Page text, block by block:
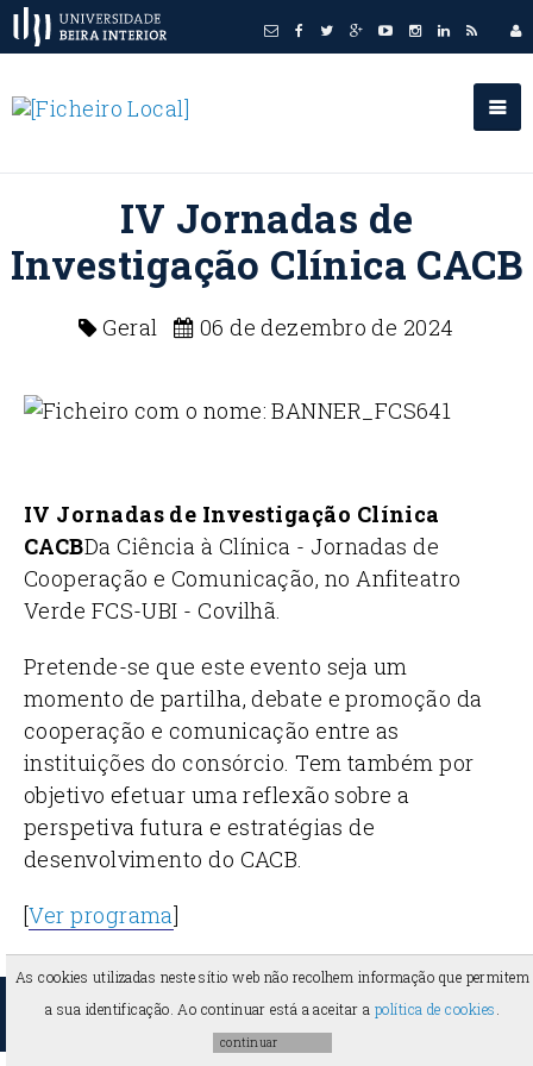
IV Jornadas de
Investigação Clínica CACB
Geral 06 de dezembro de 2024
IV Jornadas de Investigação Clínica
CACBDa Ciência à Clínica - Jornadas de
Cooperação e Comunicação, no Anfiteatro
Verde FCS-UBI - Covilhã.
Pretende-se que este evento seja um
momento de partilha, debate e promoção da
cooperação e comunicação entre as
instituições do consórcio. Tem também por
objetivo efetuar uma reflexão sobre a
perspetiva futura e estratégias de
desenvolvimento do CACB.
[Ver programa]
As cookies utilizadas neste sítio web não recolhem informação que permitem
a sua identificação. Ao continuar está a aceitar a política de cookies
2026 ©FCSaude-Universidade da Beira Interior